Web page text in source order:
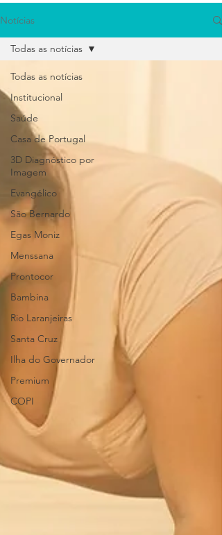
Notícias
Todas as notícias
Institucional
Saúde
Casa de Portugal
3D Diagnóstico por
Imagem
Evangélico
São Bernardo
Egas Moniz
Menssana
Prontocor
Bambina
Rio Laranjeiras
Santa Cruz
Ilha do Governador
Premium
COPI
Todas as notícias